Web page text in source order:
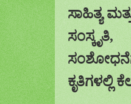
ಸಾಹಿತ್ಯ
ಸಂಸ್ಕೃತಿ,
ಕೃತಿಗಳಲ್ಲಿ